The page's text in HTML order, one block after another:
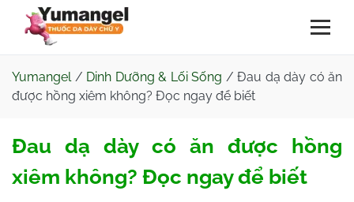
Yumangel/ Dinh Dưỡng & Lối Sống / Đau dạ dày có ăn
được hồng xiêm không? Đọc ngay để biết
Đau dạ dày có ăn được hồng
xiêm không? Đọc ngay để biết